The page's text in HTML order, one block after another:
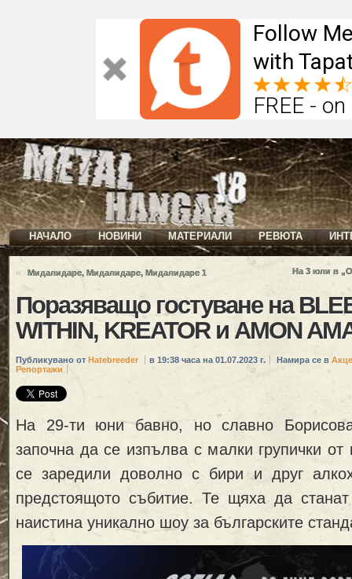
Follow
with
FREE -
НАЧАЛО НОВИНИ МАТЕРИАЛИ РЕВЮТА
« Мидалидаре, Мидалидаре, Мидалидаре 1 На 3 юли в
Поразяващо гостуване на
WITHIN, KREATOR и AMON
Публикувано от Hatebreeder в 19:38 часа на 01.07.2023 г. Намира се в
Репортажи
На 29-ти юни бавно, но славно
започна да се изпълва с малки групички
се заредили доволно с бири и друг
предстоящото събитие. Те щяха да
наистина уникално шоу за българските